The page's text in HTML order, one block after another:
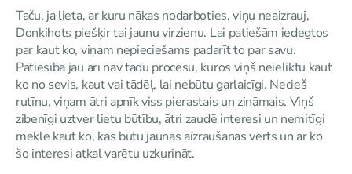
Taču, ja lieta, ar kuru nākas nodarboties, viņu neaizrauj,
Donkihots piešķir tai jaunu virzienu. Lai patiešām iedegtos
par kaut ko, viņam nepieciešams padarīt to par savu.
Patiesībā jau arī nav tādu procesu, kuros viņš neieliktu kaut
ko no sevis, kaut vai tādēļ, lai nebūtu garlaicīgi. Necieš
rutīnu, viņam ātri apnīk viss pierastais un zināmais. Viņš
zibenīgi uztver lietu būtību, ātri zaudē interesi un nemitīgi
meklē kaut ko, kas būtu jaunas aizraušanās vērts un ar ko
šo interesi atkal varētu uzkurināt.